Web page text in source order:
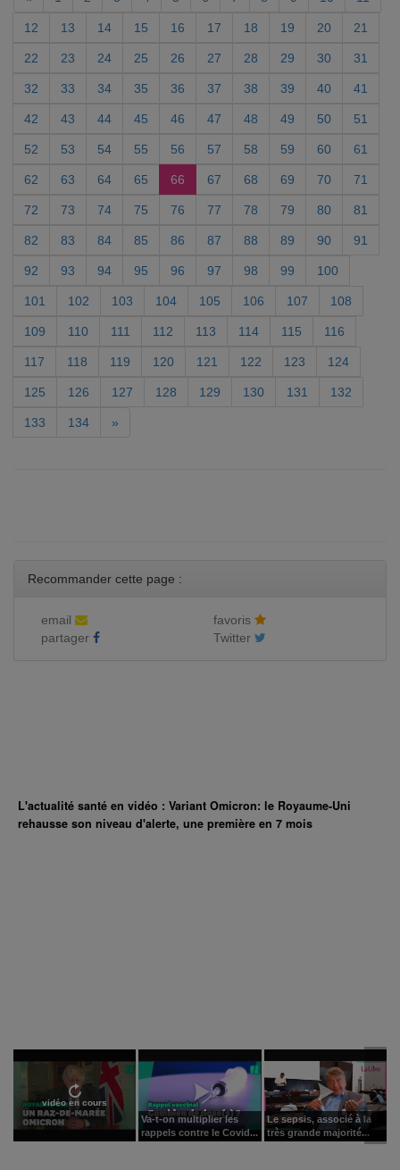
12 13 14 15 16 17 18 19 20 21
22 23 24 25 26 27 28 29 30 31
32 33 34 35 36 37 38 39 40 41
42 43 44 45 46 47 48 49 50 51
52 53 54 55 56 57 58 59 60 61
62 63 64 65 66 67 68 69 70 71
72 73 74 75 76 77 78 79 80 81
82 83 84 85 86 87 88 89 90 91
92 93 94 95 96 97 98 99 100
101 102 103 104 105 106 107 108
109 110 111 112 113 114 115 116
117 118 119 120 121 122 123 124
125 126 127 128 129 130 131 132
133 134 »
Recommander cette page :
email
favoris
partager
Twitter
L'actualité santé en vidéo : Variant Omicron: le Royaume-Uni
rehausse son niveau d'alerte, une première en 7 mois
vidéo en cours
Va-t-on multiplier les
rappels contre le Covid...
Le sepsis, associé à la
très grande majorité...